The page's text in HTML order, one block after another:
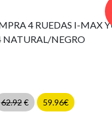
62.92€ 59.96€